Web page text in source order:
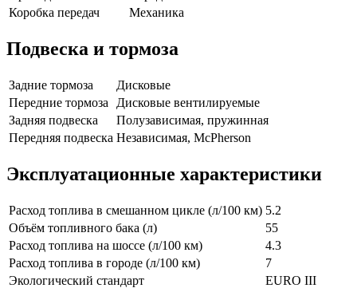
Коробка передач
Механика
Подвеска и тормоза
Задние тормоза
Дисковые
Передние тормоза
Дисковые вентилируемые
Задняя подвеска
Полузависимая, пружинная
Передняя подвеска Независимая, McPherson
Эксплуатационные характеристики
Расход топлива в смешанном цикле (л/100 км) 5.2
Объём топливного бака (л)
55
Расход топлива на шоссе (л/100 км)
4.3
Расход топлива в городе (л/100 км)
7
Экологический стандарт
EURO III